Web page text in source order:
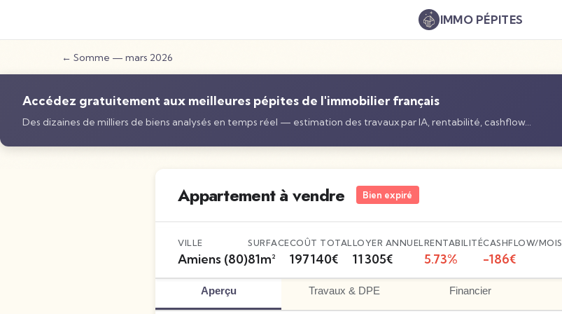
IMMOPÉPITES
← Somme — mars 2026
Accédez gratuitement aux meilleures pépites de l'immobilier français
Des dizaines de milliers de biens analysés en temps réel — estimation des travaux par IA, rentabilité, cashflow…
Appartement à vendre Bien expiré
VILLE
Amiens (80)
SURFACE
81m²
COÛT TOTAL
197 140€
LOYER ANNUEL
11 305€
RENTABILITÉ
5.73%
CASHFLOW/MOIS
-186€
Aperçu Travaux & DPE Financier